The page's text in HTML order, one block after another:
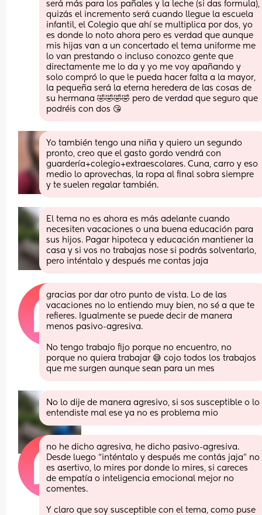
será más para los pañales y la leche (si das formula),
quizás el incremento será cuando llegue la escuela
infantil, el Colegio que ahí se multiplica por dos, yo
es donde lo noto ahora pero es verdad que aunque
mis hijas van a un concertado el tema uniforme me
lo van prestando o incluso conozco gente que
directamente me lo da y yo me voy apañando y
solo compró lo que le pueda hacer falta a la mayor,
la pequeña será la eterna heredera de las cosas de
su hermana 🤣🤣🤣🤣 pero de verdad que seguro que
podréis con dos 😘
Yo también tengo una niña y quiero un segundo
pronto, creo que el gasto gordo vendrá con
guardería+colegio+extraescolares. Cuna, carro y eso
medio lo aprovechas, la ropa al final sobra siempre
y te suelen regalar también.
El tema no es ahora es más adelante cuando
necesiten vacaciones o una buena educación para
sus hijos. Pagar hipoteca y educación mantiener la
casa y si vos no trabajas nose si podrás solventarlo,
pero inténtalo y después me contas jaja
gracias por dar otro punto de vista. Lo de las
vacaciones no lo entiendo muy bien, no sé a que te
refieres. Igualmente se puede decir de manera
menos pasivo-agresiva.
No tengo trabajo fijo porque no encuentro, no
porque no quiera trabajar 😅 cojo todos los trabajos
que me surgen aunque sean para un mes
No lo dije de manera agresivo, si sos susceptible o lo
entendiste mal ese ya no es problema mio
no he dicho agresiva, he dicho pasivo-agresiva.
Desde luego “inténtalo y después me contás jaja” no
es asertivo, lo mires por donde lo mires, si careces
de empatía o inteligencia emocional mejor no
comentes.
Y claro que soy susceptible con el tema, como puse